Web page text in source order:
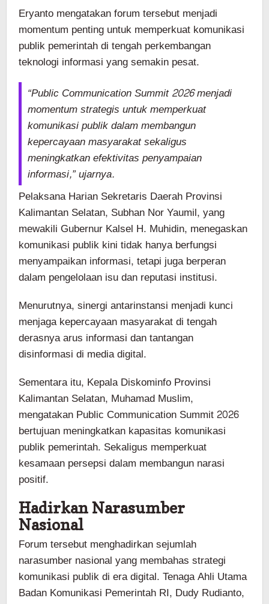
Eryanto mengatakan forum tersebut menjadi
momentum penting untuk memperkuat komunikasi
publik pemerintah di tengah perkembangan
teknologi informasi yang semakin pesat.
“Public Communication Summit 2026 menjadi
momentum strategis untuk memperkuat
komunikasi publik dalam membangun
kepercayaan masyarakat sekaligus
meningkatkan efektivitas penyampaian
informasi,” ujarnya.
Pelaksana Harian Sekretaris Daerah Provinsi
Kalimantan Selatan, Subhan Nor Yaumil, yang
mewakili Gubernur Kalsel H. Muhidin, menegaskan
komunikasi publik kini tidak hanya berfungsi
menyampaikan informasi, tetapi juga berperan
dalam pengelolaan isu dan reputasi institusi.
Menurutnya, sinergi antarinstansi menjadi kunci
menjaga kepercayaan masyarakat di tengah
derasnya arus informasi dan tantangan
disinformasi di media digital.
Sementara itu, Kepala Diskominfo Provinsi
Kalimantan Selatan, Muhamad Muslim,
mengatakan Public Communication Summit 2026
bertujuan meningkatkan kapasitas komunikasi
publik pemerintah. Sekaligus memperkuat
kesamaan persepsi dalam membangun narasi
positif.
Hadirkan Narasumber
Nasional
Forum tersebut menghadirkan sejumlah
narasumber nasional yang membahas strategi
komunikasi publik di era digital. Tenaga Ahli Utama
Badan Komunikasi Pemerintah RI, Dudy Rudianto,